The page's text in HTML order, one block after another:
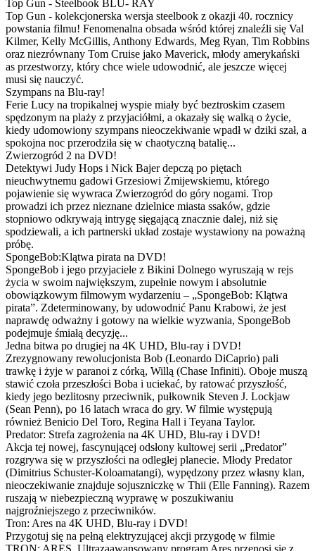
Top Gun - Steelbook BLU- RAY
Top Gun - kolekcjonerska wersja steelbook z okazji 40. rocznicy
powstania filmu! Fenomenalna obsada wśród której znaleźli się Val
Kilmer, Kelly McGillis, Anthony Edwards, Meg Ryan, Tim Robbins
oraz niezrównany Tom Cruise jako Maverick, młody amerykański
as przestworzy, który chce wiele udowodnić, ale jeszcze więcej
musi się nauczyć.
Szympans na Blu-ray!
Ferie Lucy na tropikalnej wyspie miały być beztroskim czasem
spędzonym na plaży z przyjaciółmi, a okazały się walką o życie,
kiedy udomowiony szympans nieoczekiwanie wpadł w dziki szał, a
spokojna noc przerodziła się w chaotyczną batalię...
Zwierzogród 2 na DVD!
Detektywi Judy Hops i Nick Bajer depczą po piętach
nieuchwytnemu gadowi Grzesiowi Żmijewskiemu, którego
pojawienie się wywraca Zwierzogród do góry nogami. Trop
prowadzi ich przez nieznane dzielnice miasta ssaków, gdzie
stopniowo odkrywają intrygę sięgającą znacznie dalej, niż się
spodziewali, a ich partnerski układ zostaje wystawiony na poważną
próbę.
SpongeBob:Klątwa pirata na DVD!
SpongeBob i jego przyjaciele z Bikini Dolnego wyruszają w rejs
życia w swoim największym, zupełnie nowym i absolutnie
obowiązkowym filmowym wydarzeniu – „SpongeBob: Klątwa
pirata”. Zdeterminowany, by udowodnić Panu Krabowi, że jest
naprawdę odważny i gotowy na wielkie wyzwania, SpongeBob
podejmuje śmiałą decyzję...
Jedna bitwa po drugiej na 4K UHD, Blu-ray i DVD!
Zrezygnowany rewolucjonista Bob (Leonardo DiCaprio) pali
trawkę i żyje w paranoi z córką, Willą (Chase Infiniti). Oboje muszą
stawić czoła przeszłości Boba i uciekać, by ratować przyszłość,
kiedy jego bezlitosny przeciwnik, pułkownik Steven J. Lockjaw
(Sean Penn), po 16 latach wraca do gry. W filmie występują
również Benicio Del Toro, Regina Hall i Teyana Taylor.
Predator: Strefa zagrożenia na 4K UHD, Blu-ray i DVD!
Akcja tej nowej, fascynującej odsłony kultowej serii „Predator”
rozgrywa się w przyszłości na odległej planecie. Młody Predator
(Dimitrius Schuster-Koloamatangi), wypędzony przez własny klan,
nieoczekiwanie znajduje sojuszniczkę w Thii (Elle Fanning). Razem
ruszają w niebezpieczną wyprawę w poszukiwaniu
najgroźniejszego z przeciwników.
Tron: Ares na 4K UHD, Blu-ray i DVD!
Przygotuj się na pełną elektryzującej akcji przygodę w filmie
TRON: ARES. Ultrazaawansowany program Ares przenosi się z